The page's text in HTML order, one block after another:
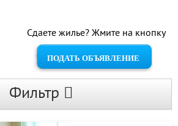
Сдаете жилье? Жмите на кнопку
ПОДАТЬ ОБЪЯВЛЕНИЕ
Фильтр